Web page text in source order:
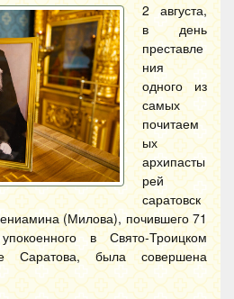
2 августа,
в день
преставле
ния
одного из
самых
почитаем
ых
архипасты
рей
саратовск
(Милова), почившего 71
в Свято-Троицком
Саратова, была совершена